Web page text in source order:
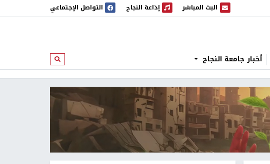
البث المباشر
البث المباشر إذاعة النجاح
إذاعة النجاح التواصل الإجتماعي
أخبار جامعة النجاح ابحث